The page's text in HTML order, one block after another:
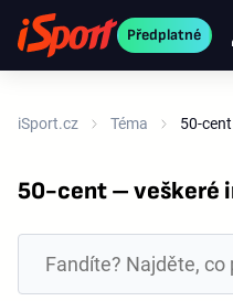
Předplatné
iSport.cz Téma 50-cent
50-cent – veškeré